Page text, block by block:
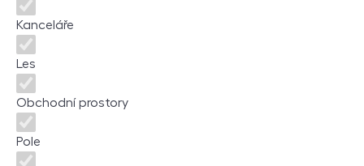
Kanceláře
Les
Obchodní prostory
Pole